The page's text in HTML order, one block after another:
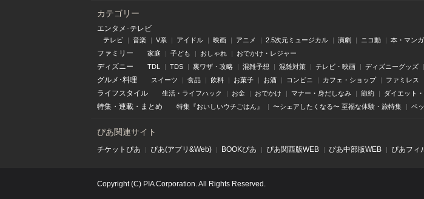
カテゴリー
エンタメ･テレビ
テレビ 音楽 V系 アイドル 映画 アニメ 2.5次元ミュージカル 演劇 ニコ動 本・マンガ
ファミリー 家庭 子ども おしゃれ おでかけ・レジャー
ディズニー TDL TDS 裏ワザ・攻略 混雑予想 混雑対策 テレビ・映画 ディズニーグッズ
グルメ･料理 スイーツ 食品 飲料 お菓子 お酒 コンビニ カフェ・ショップ ファミレス
ライフスタイル 生活・ライフハック お金 おでかけ マナー・身だしなみ 節約 ダイエット
特集 ・ 連載 ・ まとめ 特集『おいしいウチごはん』 〜シェアしたくなる〜 至福な体験・旅特集 ペ
ぴあ関連サイト
チケットぴあ ぴあ(アプリ&Web) BOOKぴあ ぴあ関⻄版WEB ぴあ中部版WEB ぴあフィ
Copyright (C) PIA Corporation. All Rights Reserved.